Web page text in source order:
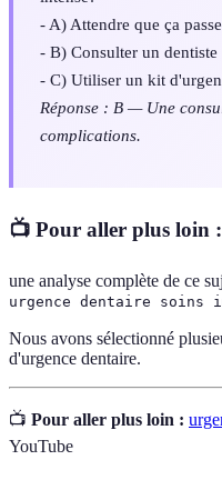
- A) Attendre que ça passe
- B) Consulter un dentiste
- C) Utiliser un kit
Réponse : B — Une
complications.
📺 Pour aller plus loin :
une analyse complète de ce
urgence dentaire soins
Nous avons sélectionné
d'urgence dentaire.
📺 Pour aller plus loin :
YouTube